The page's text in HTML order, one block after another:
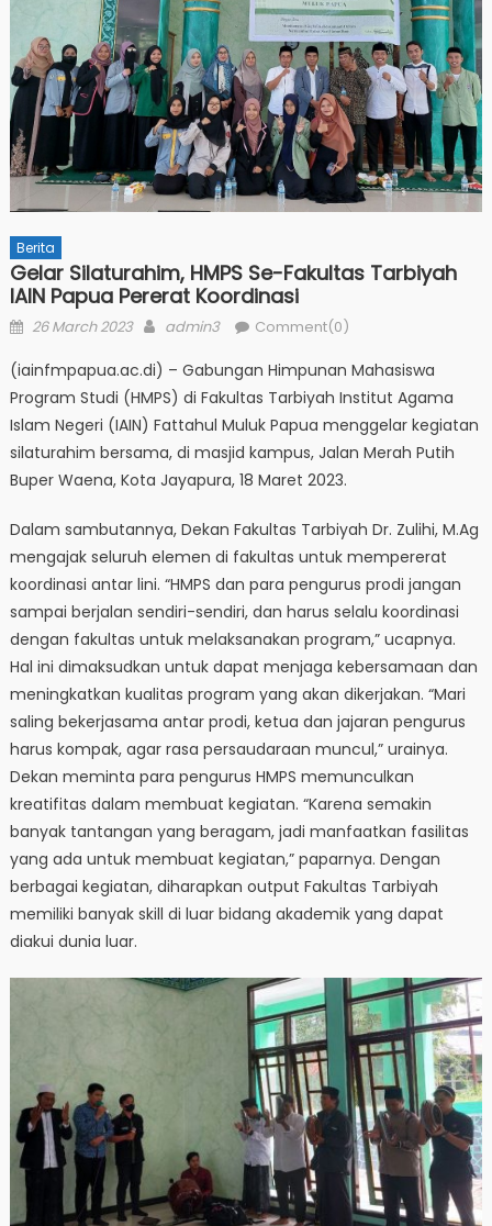
Berita
Gelar Silaturahim, HMPS Se-Fakultas Tarbiyah
IAIN Papua Pererat Koordinasi
Posted
26 March 2023 Author
admin3 Comment(0)
(iainfmpapua.ac.di) – Gabungan Himpunan Mahasiswa
Program Studi (HMPS) di Fakultas Tarbiyah Institut Agama
Islam Negeri (IAIN) Fattahul Muluk Papua menggelar kegiatan
silaturahim bersama, di masjid kampus, Jalan Merah Putih
Buper Waena, Kota Jayapura, 18 Maret 2023.
Dalam sambutannya, Dekan Fakultas Tarbiyah Dr. Zulihi, M.Ag
mengajak seluruh elemen di fakultas untuk mempererat
koordinasi antar lini. “HMPS dan para pengurus prodi jangan
sampai berjalan sendiri-sendiri, dan harus selalu koordinasi
dengan fakultas untuk melaksanakan program,” ucapnya.
Hal ini dimaksudkan untuk dapat menjaga kebersamaan dan
meningkatkan kualitas program yang akan dikerjakan. “Mari
saling bekerjasama antar prodi, ketua dan jajaran pengurus
harus kompak, agar rasa persaudaraan muncul,” urainya.
Dekan meminta para pengurus HMPS memunculkan
kreatifitas dalam membuat kegiatan. “Karena semakin
banyak tantangan yang beragam, jadi manfaatkan fasilitas
yang ada untuk membuat kegiatan,” paparnya. Dengan
berbagai kegiatan, diharapkan output Fakultas Tarbiyah
memiliki banyak skill di luar bidang akademik yang dapat
diakui dunia luar.